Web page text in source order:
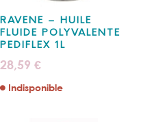
RAVENE – HUILE
FLUIDE POLYVALENTE
PEDIFLEX 1L
28,59 €
Indisponible